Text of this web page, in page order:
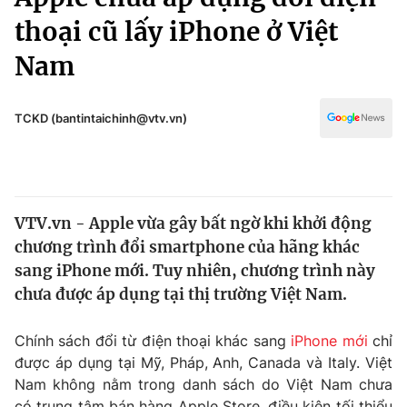
Chính trị
Xã hội
Pháp luật
Thế giới
Tin tức
Thế giới đó đây
Kinh tế
Thị trường
Góc doanh nghiệp
Truyền hình
Truyền hình
Văn hóa - Giải trí
Y tế
Công nghệ
thoại cũ lấy iPhone ở Việt
Nam
TCKD (bantintaichinh@vtv.vn)
VTV.vn - Apple vừa gây bất ngờ khi khởi động
chương trình đổi smartphone của hãng khác
sang iPhone mới. Tuy nhiên, chương trình này
chưa được áp dụng tại thị trường Việt Nam.
Chính sách đổi từ điện thoại khác sang iPhone mới chỉ
được áp dụng tại Mỹ, Pháp, Anh, Canada và Italy. Việt
Nam không nằm trong danh sách do Việt Nam chưa